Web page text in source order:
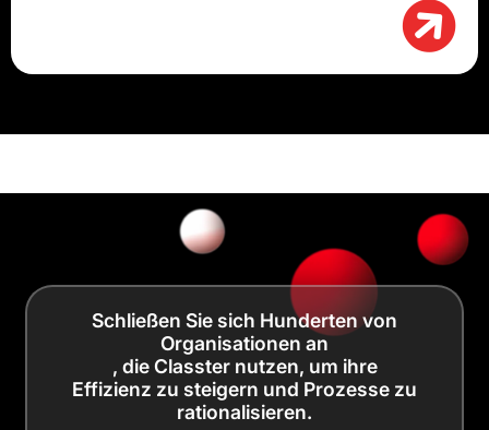
Schließen Sie sich Hunderten von
Organisationen an
, die Classter nutzen, um ihre
Effizienz zu steigern und Prozesse zu
rationalisieren.